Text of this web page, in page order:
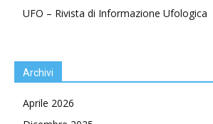
UFO – Rivista di Informazione Ufologica
Archivi
Aprile 2026